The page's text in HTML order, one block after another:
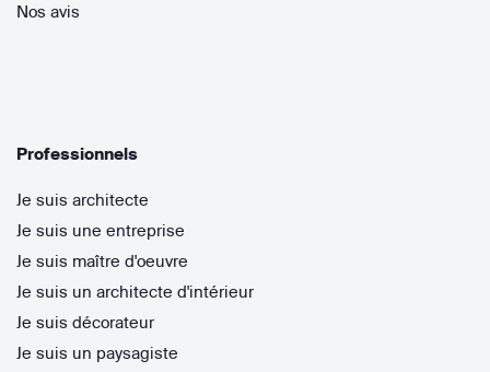
Nos avis
Professionnels
Je suis architecte
Je suis une entreprise
Je suis maître d'oeuvre
Je suis un architecte d'intérieur
Je suis décorateur
Je suis un paysagiste